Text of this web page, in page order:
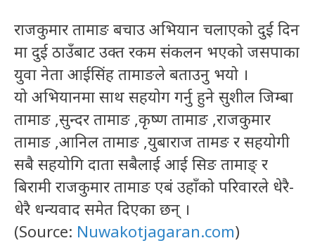
राजकुमार तामाङ बचाउ अभियान चलाएको दुई दिन
मा दुई ठाउँबाट उक्त रकम संकलन भएको जसपाका
युवा नेता आईसिंह तामाङले बताउनु भयो ।
यो अभियानमा साथ सहयोग गर्नु हुने सुशील जिम्बा
तामाङ ,सुन्दर तामाङ ,कृष्ण तामाङ ,राजकुमार
तामाङ ,आनिल तामाङ ,युबाराज तामङ र सहयोगी
सबै सहयोगि दाता सबैलाई आई सिङ तामाङ् र
बिरामी राजकुमार तामाङ एबं उहाँको परिवारले धेरै-
धेरै धन्यवाद समेत दिएका छन् ।
(Source: Nuwakotjagaran.com)